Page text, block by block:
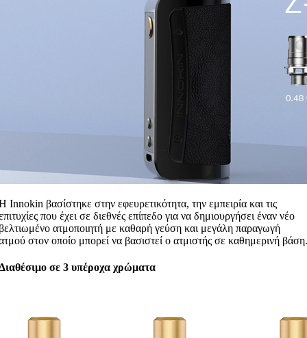
Innokin βασίστηκε στην εφευρετικότητα, την εμπειρία και τις
που έχει σε διεθνές επίπεδο για να δημιουργήσει έναν νέο
ατμοποιητή με καθαρή γεύση και μεγάλη παραγωγή
στον οποίο μπορεί να βασιστεί ο ατμιστής σε καθημερινή βάση.
σε 3 υπέροχα χρώματα